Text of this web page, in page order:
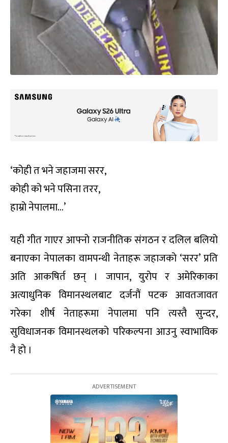
‘कोही त भने जहाजमा सरर,
कोही को भने पसिना तरर,
हाम्रो नेपालमा…’
यही गीत गाएर आफ्नो राजनीतिक संगठन र दलिल बलियो
बनाएका नेपालका वामपन्थी नेताहरू जहाजको ‘सरर’ प्रति
अति आकषिर्त छन् । जापान, युरोप र अमेरिकाका
अत्याधुनिक विमानस्थलबाट दर्जनौं पटक आवतजावत
गरेका शीर्ष नेताहरूमा नेपालमा पनि त्यस्तै सुन्दर,
सुविधाजनक विमानस्थलको परिकल्पना आउनु स्वाभाविक
नै हो ।